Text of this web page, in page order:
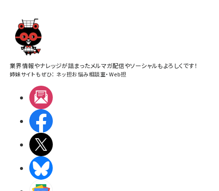
業界情報やナレッジが詰まったメルマガ配信やソーシャルもよろしくです！
姉妹サイトもぜひ： ネッ担お悩み相談室・Web担